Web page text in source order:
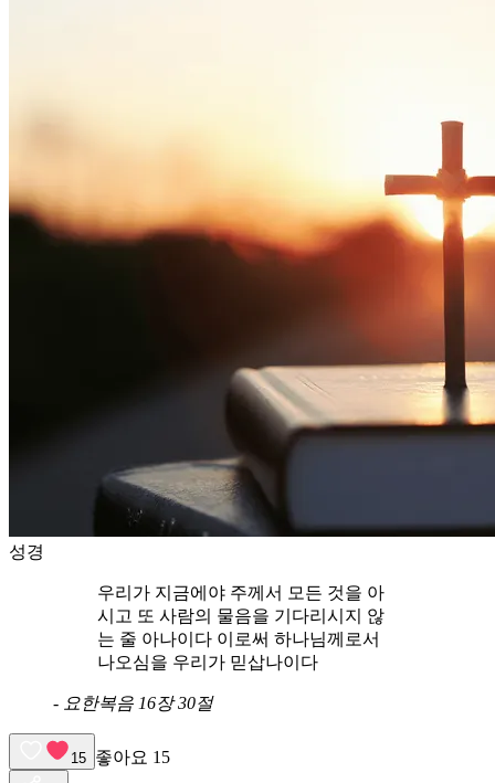
성경
우리가 지금에야 주께서 모든 것을 아
시고 또 사람의 물음을 기다리시지 않
는 줄 아나이다 이로써 하나님께로서
나오심을 우리가 믿삽나이다
- 요한복음 16장 30절
15 좋아요 15